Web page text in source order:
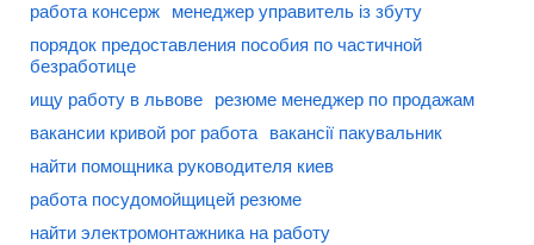
работа консерж
менеджер управитель із збуту
порядок предоставления пособия по частичной
безработице
ищу работу в львове
резюме менеджер по продажам
вакансии кривой рог работа
вакансії пакувальник
найти помощника руководителя киев
работа посудомойщицей резюме
найти электромонтажника на работу